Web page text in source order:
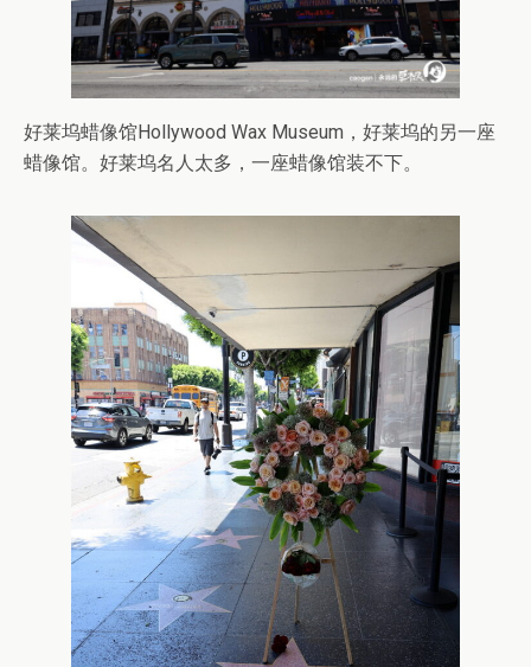
好莱坞蜡像馆Hollywood Wax Museum，好莱坞的另一座
蜡像馆。好莱坞名人太多，一座蜡像馆装不下。